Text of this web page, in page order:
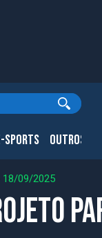
SPORTS OUTROS.
18/09/2025